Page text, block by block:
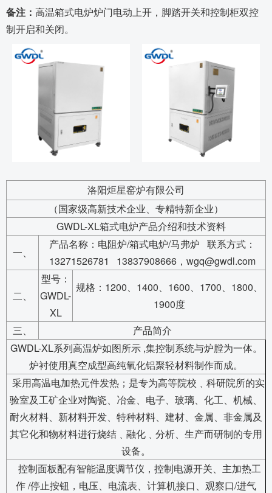
备注： 高温箱式电炉炉门电动上开，脚踏开关和控制柜双控
制开启和关闭。
洛阳炬星窑炉有限公司
（国家级高新技术企业、专精特新企业）
GWDL-XL箱式电炉产品介绍和技术资料
一、
产品名称：电阻炉/箱式电炉/马弗炉 联系方式：
13271526781 13837908666，wgq@gwdl.com
二、
型号：
GWDL-
XL
规格：1200、1400、1600、1700、1800、
1900度
三、
产品简介
GWDL-XL系列高温炉如图所示 ,集控制系统与炉膛为一体。
炉衬使用真空成型高纯氧化铝聚轻材料制作而成。
采用高温电加热元件发热；是专为高等院校﹑科研院所的实
验室及工矿企业对陶瓷、冶金、电子、玻璃、化工、机械、
耐火材料、新材料开发、特种材料、建材、金属、非金属及
其它化和物材料进行烧结﹑融化﹑分析、生产而研制的专用
设备。
控制面板配有智能温度调节仪，控制电源开关、主加热工
作 /停止按钮，电压、电流表、计算机接口、观察口/进气